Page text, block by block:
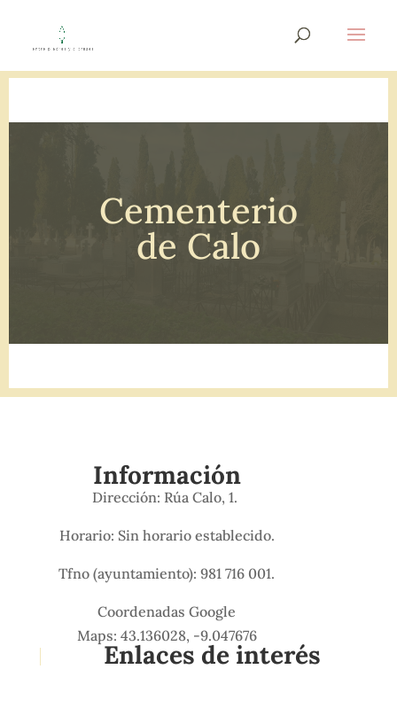
Cementerio
de Calo
Información
Dirección: Rúa Calo, 1.
Horario: Sin horario establecido.
Tfno (ayuntamiento): 981 716 001.
Coordenadas Google
Maps: 43.136028, -9.047676
Enlaces de interés